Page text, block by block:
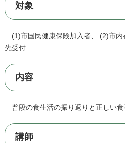
対象
(1)市国民健康保険加入者、 (2)市
先受付
内容
普段の食生活の振り返りと正しい
講師